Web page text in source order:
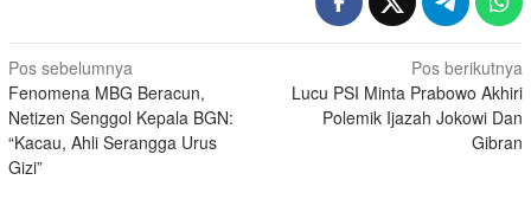
Navigasi
pos
Pos sebelumnya
Fenomena MBG Beracun,
Netizen Senggol Kepala BGN:
“Kacau, Ahli Serangga Urus
Gizi”
Pos berikutnya
Lucu PSI Minta Prabowo Akhiri
Polemik Ijazah Jokowi Dan
Gibran